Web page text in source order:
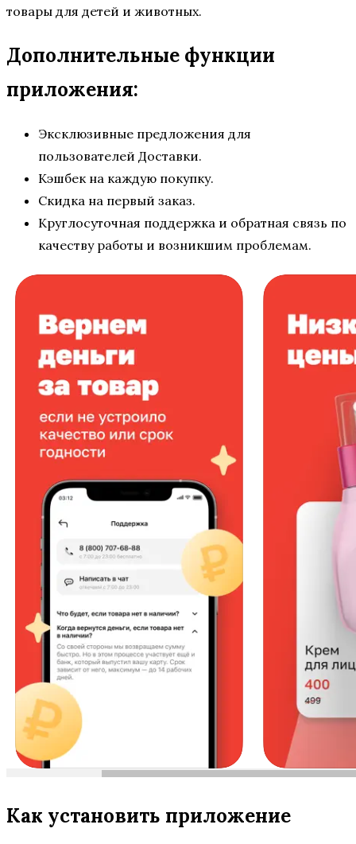
товары для детей и животных.
Дополнительные функции
приложения:
Эксклюзивные предложения для
пользователей Доставки.
Кэшбек на каждую покупку.
Скидка на первый заказ.
Круглосуточная поддержка и обратная связь по
качеству работы и возникшим проблемам.
Как установить приложение